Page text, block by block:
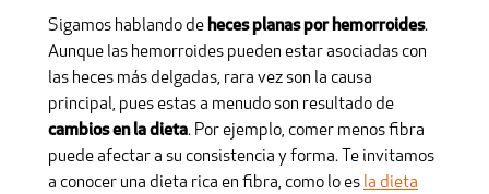
Sigamos hablando de heces planas por hemorroides.
Aunque las hemorroides pueden estar asociadas con
las heces más delgadas, rara vez son la causa
principal, pues estas a menudo son resultado de
cambios en la dieta. Por ejemplo, comer menos fibra
puede afectar a su consistencia y forma. Te invitamos
a conocer una dieta rica en fibra, como lo es la dieta